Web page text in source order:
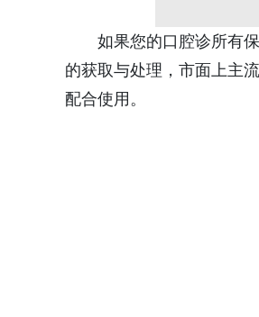
如果您的口腔诊所有
的获取与处理，市面上主
配合使用。